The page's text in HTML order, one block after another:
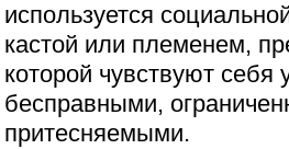
используется
кастой или племенем,
которой чувствуют себя
бесправными,
притесняемыми.